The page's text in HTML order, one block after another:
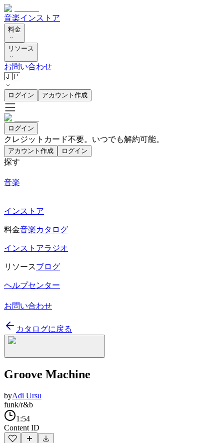
音楽インストア
料金
リソース
お問い合わせ
🇯🇵
ログイン アカウント作成
ログイン
クレジットカード不要。いつでも解約可能。
アカウント作成 ログイン
探す
音楽
インストア
料金音楽カタログ
インストアラジオ
リソースブログ
ヘルプセンター
お問い合わせ
カタログに戻る
Groove Machine
byAdi Ursu
funk/r&b
1:54
Content ID